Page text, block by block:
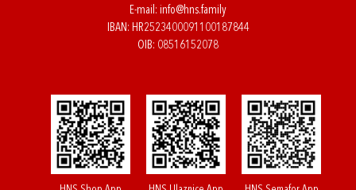
E-mail: info@hns.family
IBAN: HR2523400091100187844
OIB: 08516152078